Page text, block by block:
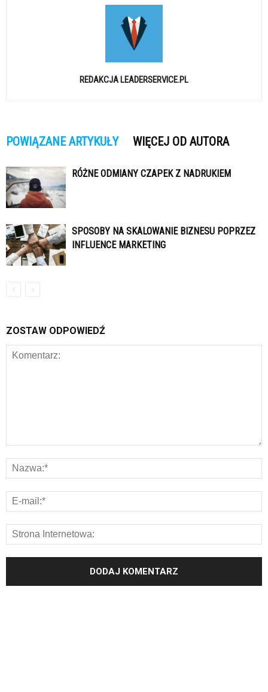
REDAKCJA LEADERSERVICE.PL
POWIĄZANE ARTYKUŁY WIĘCEJ OD AUTORA
RÓŻNE ODMIANY CZAPEK Z NADRUKIEM
SPOSOBY NA SKALOWANIE BIZNESU POPRZEZ
INFLUENCE MARKETING
ZOSTAW ODPOWIEDŹ